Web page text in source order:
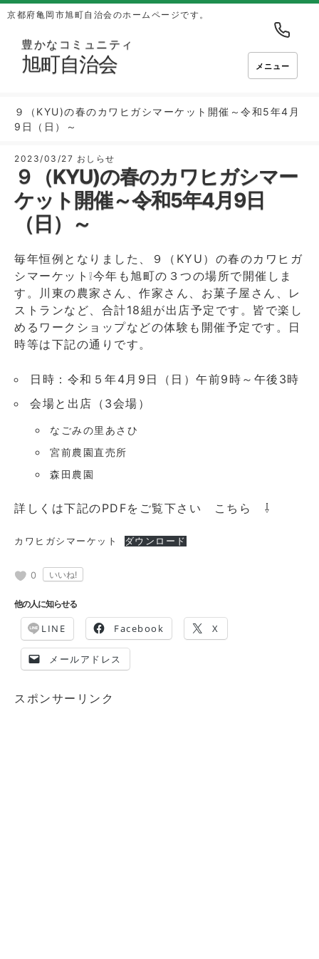
京都府亀岡市旭町自治会のホームページです。
豊かなコミュニティ
旭町自治会 メニュー
９（KYU)の春のカワヒガシマーケット開催～令和5年4月
9日（日）～
2023/03/27 おしらせ
９（KYU)の春のカワヒガシマー
ケット開催～令和5年4月9日
（日）～
毎年恒例となりました、９（KYU）の春のカワヒガ
シマーケット❕今年も旭町の３つの場所で開催しま
す。川東の農家さん、作家さん、お菓子屋さん、レ
ストランなど、合計18組が出店予定です。皆で楽し
めるワークショップなどの体験も開催予定です。日
時等は下記の通りです。
日時：令和５年4月9日（日）午前9時～午後3時
会場と出店（3会場）
なごみの里あさひ
宮前農園直売所
森田農園
詳しくは下記のPDFをご覧下さい こちら ⇩
カワヒガシマーケット ダウンロード
0
他の人に知らせる
LINE Facebook X
メールアドレス
スポンサーリンク